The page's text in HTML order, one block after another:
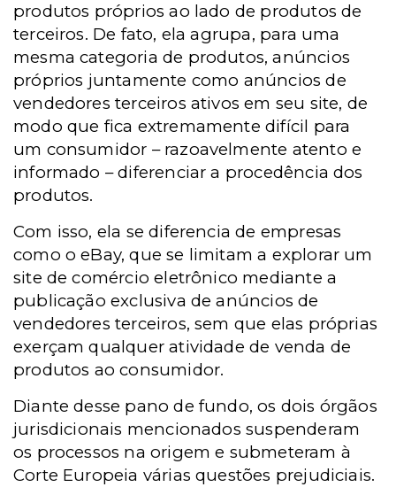
produtos próprios ao lado de produtos de
terceiros. De fato, ela agrupa, para uma
mesma categoria de produtos, anúncios
próprios juntamente como anúncios de
vendedores terceiros ativos em seu site, de
modo que fica extremamente difícil para
um consumidor – razoavelmente atento e
informado – diferenciar a procedência dos
produtos.
Com isso, ela se diferencia de empresas
como o eBay, que se limitam a explorar um
site de comércio eletrônico mediante a
publicação exclusiva de anúncios de
vendedores terceiros, sem que elas próprias
exerçam qualquer atividade de venda de
produtos ao consumidor.
Diante desse pano de fundo, os dois órgãos
jurisdicionais mencionados suspenderam
os processos na origem e submeteram à
Corte Europeia várias questões prejudiciais.